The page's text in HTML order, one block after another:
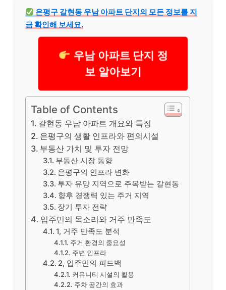
은평구 갈현동 우남 아파트 단지의 모든 정보를 지
금 확인해 보세요.
우남 아파트 단지 정
보 알아보기
Table of Contents
갈현동 우남 아파트 개요와 특징
은평구의 생활 인프라와 편의시설
부동산 가치 및 투자 전망
부동산 시장 동향
은평구의 인프라 변화
투자 유망 지역으로 주목받는 갈현동
향후 경쟁력 있는 주거 지역
장기 투자 전략
입주민의 목소리와 거주 만족도
1, 거주 만족도 분석
주거 환경의 중요성
주변 인프라
2, 입주민의 피드백
커뮤니티 시설의 활용
주차 공간의 효과